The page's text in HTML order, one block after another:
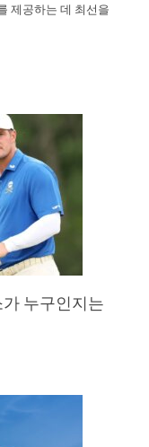
제공하는 데 최선을
누구인지는